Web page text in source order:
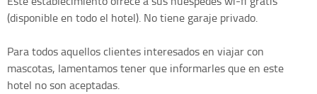
(disponible en todo el hotel). No tiene garaje privado.
Para todos aquellos clientes interesados en viajar con
mascotas, lamentamos tener que informarles que en este
hotel no son aceptadas.